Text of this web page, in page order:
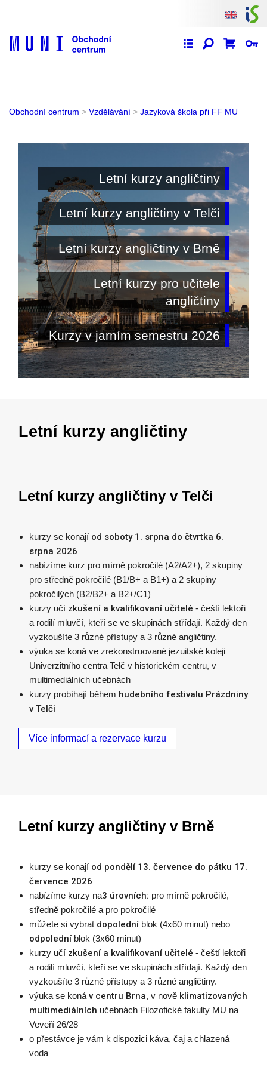
Obchodní centrum > Vzdělávání > Jazyková škola při FF MU
Letní kurzy angličtiny
Letní kurzy angličtiny v Telči
Letní kurzy angličtiny v Brně
Letní kurzy pro učitele
angličtiny
Kurzy v jarním semestru 2026
Letní kurzy angličtiny
Letní kurzy angličtiny v Telči
kurzy se konají od soboty 1. srpna do čtvrtka 6.
srpna 2026
nabízíme kurz pro mírně pokročilé (A2/A2+), 2 skupiny
pro středně pokročilé (B1/B+ a B1+) a 2 skupiny
pokročilých (B2/B2+ a B2+/C1)
kurzy učí zkušení a kvalifikovaní učitelé - čeští lektoři
a rodilí mluvčí, kteří se ve skupinách střídají. Každý den
vyzkoušíte 3 různé přístupy a 3 různé angličtiny.
výuka se koná ve zrekonstruované jezuitské koleji
Univerzitního centra Telč v historickém centru, v
multimediálních učebnách
kurzy probíhají během hudebního festivalu Prázdniny
v Telči
Více informací a rezervace kurzu
Letní kurzy angličtiny v Brně
kurzy se konají od pondělí 13. července do pátku 17.
července 2026
nabízíme kurzy na3 úrovních: pro mírně pokročilé,
středně pokročilé a pro pokročilé
můžete si vybrat dopoledníblok (4x60 minut) nebo
odpoledníblok (3x60 minut)
kurzy učí zkušení a kvalifikovaní učitelé - čeští lektoři
a rodilí mluvčí, kteří se ve skupinách střídají. Každý den
vyzkoušíte 3 různé přístupy a 3 různé angličtiny.
výuka se konáv centru Brna, v nově klimatizovaných
multimediálních učebnách Filozofické fakulty MU na
Veveří 26/28
o přestávce je vám k dispozici káva, čaj a chlazená
voda